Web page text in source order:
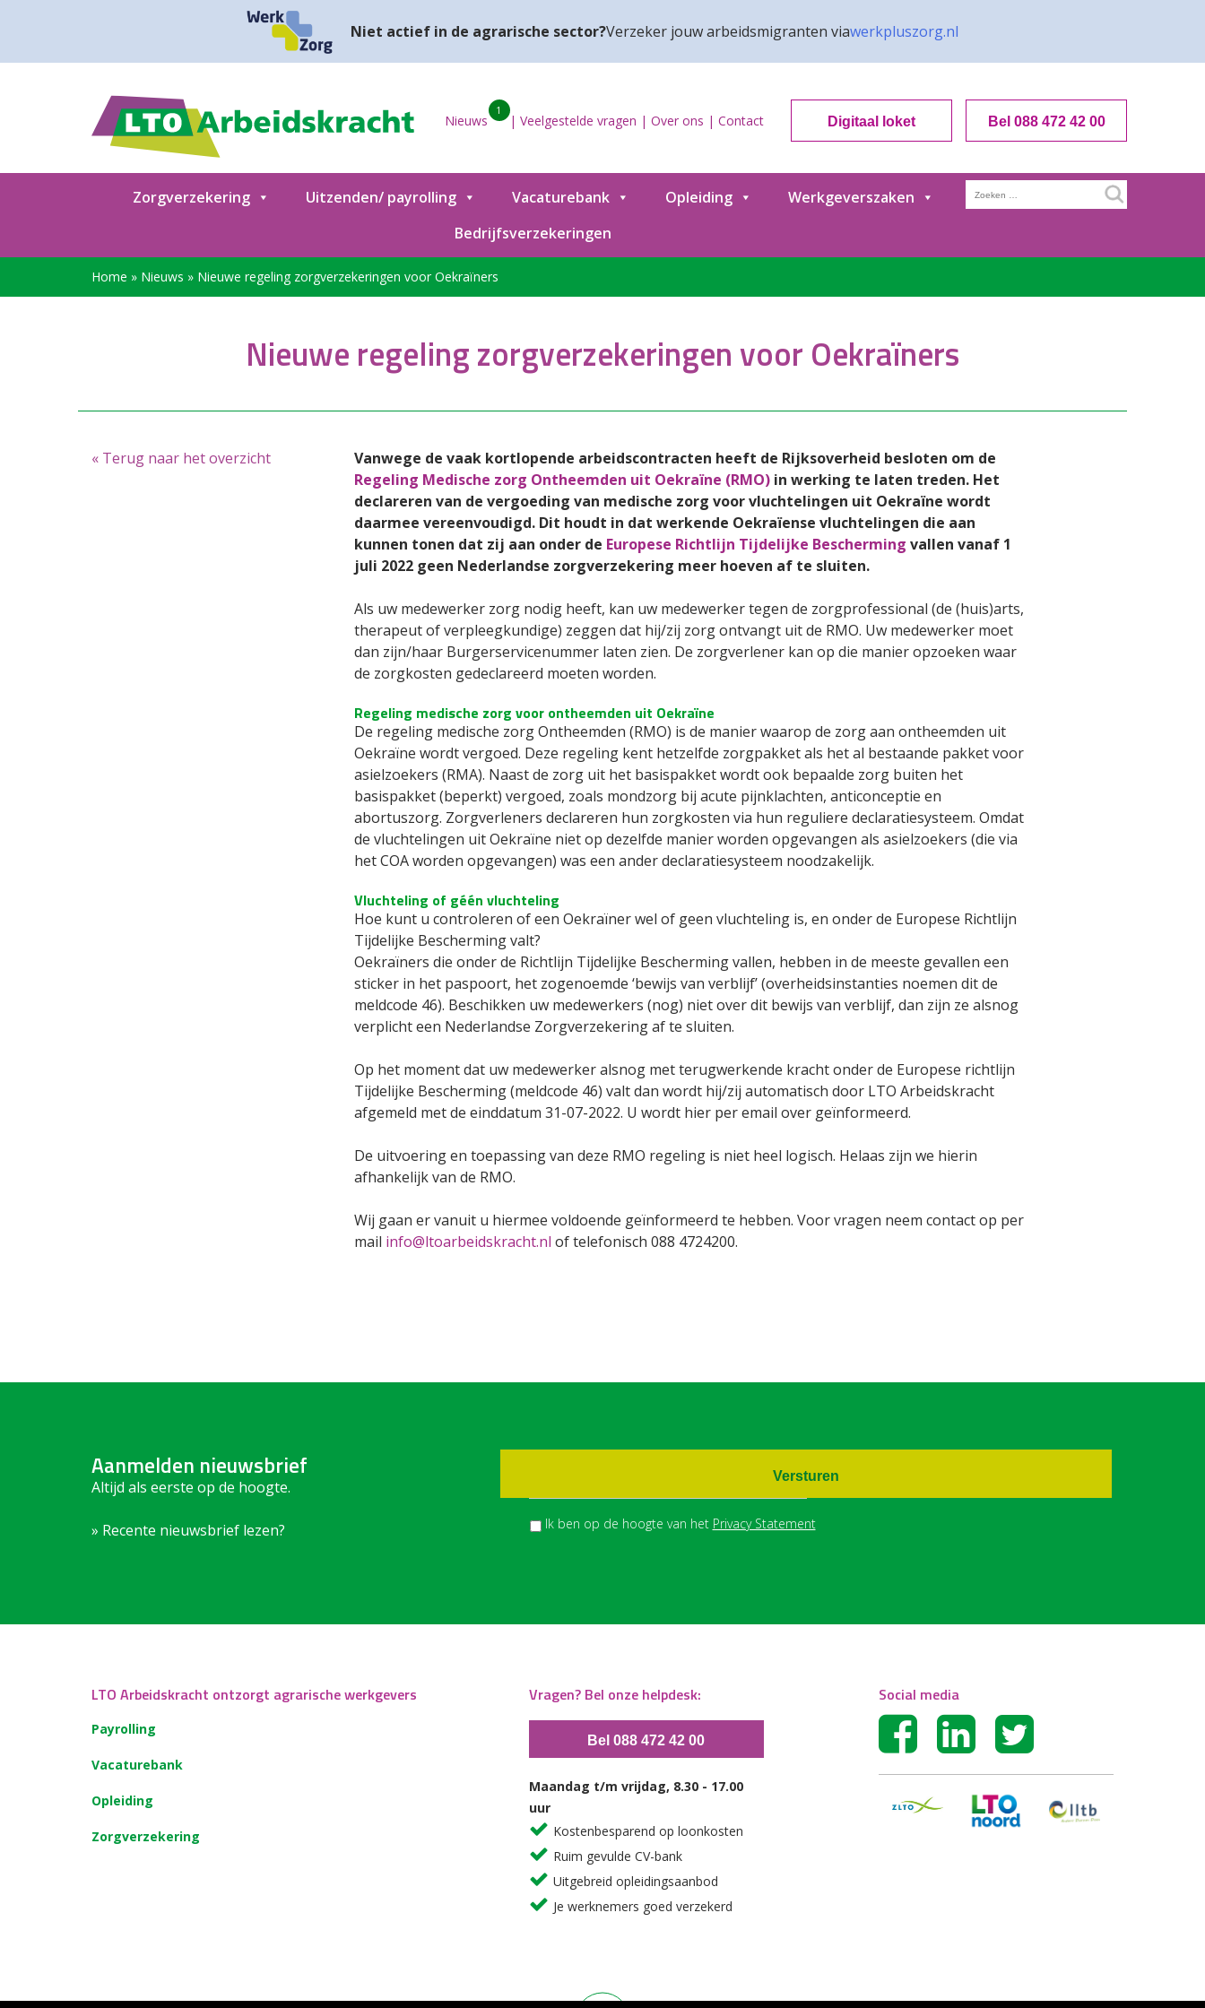
Niet actief in de agrarische sector?Verzeker jouw arbeidsmigranten viawerkpluszorg.nl
Nieuws
1
| Veelgestelde vragen | Over ons | Contact Digitaal loket Bel 088 472 42 00
Zorgverzekering Uitzenden/ payrolling Vacaturebank Opleiding
Werkgeverszaken
Bedrijfsverzekeringen
Zoeken
naar:
Home » Nieuws » Nieuwe regeling zorgverzekeringen voor Oekraïners
Nieuwe regeling zorgverzekeringen voor Oekraïners
« Terug naar het overzicht
Vanwege de vaak kortlopende arbeidscontracten heeft de Rijksoverheid besloten om de
Regeling Medische zorg Ontheemden uit Oekraïne (RMO)in werking te laten treden. Het
declareren van de vergoeding van medische zorg voor vluchtelingen uit Oekraïne wordt
daarmee vereenvoudigd. Dit houdt in dat werkende Oekraïense vluchtelingen die aan
kunnen tonen dat zij aan onder de Europese Richtlijn Tijdelijke Bescherming vallen vanaf 1
juli 2022 geen Nederlandse zorgverzekering meer hoeven af te sluiten.
Als uw medewerker zorg nodig heeft, kan uw medewerker tegen de zorgprofessional (de (huis)arts,
therapeut of verpleegkundige) zeggen dat hij/zij zorg ontvangt uit de RMO. Uw medewerker moet
dan zijn/haar Burgerservicenummer laten zien. De zorgverlener kan op die manier opzoeken waar
de zorgkosten gedeclareerd moeten worden.
Regeling medische zorg voor ontheemden uit Oekraïne
De regeling medische zorg Ontheemden (RMO) is de manier waarop de zorg aan ontheemden uit
Oekraïne wordt vergoed. Deze regeling kent hetzelfde zorgpakket als het al bestaande pakket voor
asielzoekers (RMA). Naast de zorg uit het basispakket wordt ook bepaalde zorg buiten het
basispakket (beperkt) vergoed, zoals mondzorg bij acute pijnklachten, anticonceptie en
abortuszorg. Zorgverleners declareren hun zorgkosten via hun reguliere declaratiesysteem. Omdat
de vluchtelingen uit Oekraïne niet op dezelfde manier worden opgevangen als asielzoekers (die via
het COA worden opgevangen) was een ander declaratiesysteem noodzakelijk.
Vluchteling of géén vluchteling
Hoe kunt u controleren of een Oekraïner wel of geen vluchteling is, en onder de Europese Richtlijn
Tijdelijke Bescherming valt?
Oekraïners die onder de Richtlijn Tijdelijke Bescherming vallen, hebben in de meeste gevallen een
sticker in het paspoort, het zogenoemde ‘bewijs van verblijf’ (overheidsinstanties noemen dit de
meldcode 46). Beschikken uw medewerkers (nog) niet over dit bewijs van verblijf, dan zijn ze alsnog
verplicht een Nederlandse Zorgverzekering af te sluiten.
Op het moment dat uw medewerker alsnog met terugwerkende kracht onder de Europese richtlijn
Tijdelijke Bescherming (meldcode 46) valt dan wordt hij/zij automatisch door LTO Arbeidskracht
afgemeld met de einddatum 31-07-2022. U wordt hier per email over geïnformeerd.
De uitvoering en toepassing van deze RMO regeling is niet heel logisch. Helaas zijn we hierin
afhankelijk van de RMO.
Wij gaan er vanuit u hiermee voldoende geïnformeerd te hebben. Voor vragen neem contact op per
mail info@ltoarbeidskracht.nl of telefonisch 088 4724200.
Aanmelden nieuwsbrief
Altijd als eerste op de hoogte.
» Recente nieuwsbrief lezen? Ik ben op de hoogte van het Privacy Statement
Versturen
LTO Arbeidskracht ontzorgt agrarische werkgevers
Payrolling
Vacaturebank
Opleiding
Zorgverzekering
Vragen? Bel onze helpdesk:
Bel 088 472 42 00
Maandag t/m vrijdag, 8.30 - 17.00
uur
Kostenbesparend op loonkosten
Ruim gevulde CV-bank
Uitgebreid opleidingsaanbod
Je werknemers goed verzekerd
Social media